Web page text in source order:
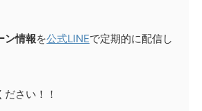
ン情報を公式LINEで定期的に配信し
さい！！